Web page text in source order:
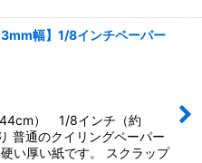
幅】1/8インチペーパー
44cm） 1/8インチ（約
普通のクイリングペーパー
い厚い紙です。 スクラップ